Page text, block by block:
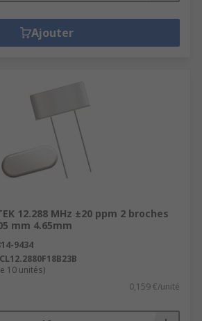
Ajouter
12.288 MHz ±20 ppm 2 broches
mm 4.65mm
9434
10 unités)
0,159 €/unité